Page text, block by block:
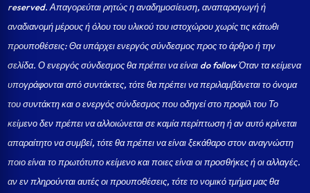
reserved. Απαγορεύται ρητώς η αναδημοσίευση, αναπαραγωγή ή
αναδιανομή μέρους ή όλου του υλικού του ιστοχώρου χωρίς τις κάτωθι
προυποθέσεις: Θα υπάρχει ενεργός σύνδεσμος προς το άρθρο ή την
σελίδα.Ο ενεργός σύνδεσμος θα πρέπει να είναι do follow Όταν τα κείμενα
υπογράφονται από συντάκτες, τότε θα πρέπει να περιλαμβάνεται το όνομα
του συντάκτη και ο ενεργός σύνδεσμος που οδηγεί στο προφίλ του Το
κείμενο δεν πρέπει να αλλοιώνεται σε καμία περίπτωση ή αν αυτό κρίνεται
απαραίτητο να συμβεί, τότε θα πρέπει να είναι ξεκάθαρο στον αναγνώστη
ποιο είναι το πρωτότυπο κείμενο και ποιες είναι οι προσθήκες ή οι αλλαγές.
αν εν πληρούνται αυτές οι προυποθέσεις, τότε το νομικό τμήμα μας θα